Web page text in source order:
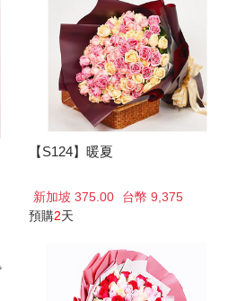
【S124】暖夏
新加坡 375.00
台幣 9,375
預購2天